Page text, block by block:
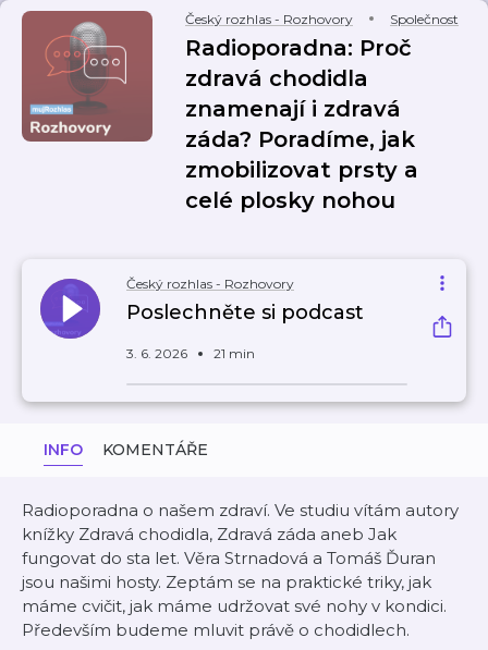
Český rozhlas - Rozhovory Společnost
Radioporadna: Proč
zdravá chodidla
znamenají i zdravá
záda? Poradíme, jak
zmobilizovat prsty a
celé plosky nohou
Český rozhlas - Rozhovory
Poslechněte si podcast
3. 6. 2026 21 min
INFO KOMENTÁŘE
Radioporadna o našem zdraví. Ve studiu vítám autory
knížky Zdravá chodidla, Zdravá záda aneb Jak
fungovat do sta let. Věra Strnadová a Tomáš Ďuran
jsou našimi hosty. Zeptám se na praktické triky, jak
máme cvičit, jak máme udržovat své nohy v kondici.
Především budeme mluvit právě o chodidlech.